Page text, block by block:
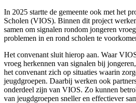
In 2025 startte de gemeente ook met het
Scholen (VIOS). Binnen dit project
samen om signalen rondom jongeren
problemen in en rond scholen te
Het convenant sluit hierop aan. Waar
vroeg herkennen van signalen bij
het convenant zich op situaties waarin
jeugdgroepen. Daarbij werken ook
onderdeel zijn van VIOS. Zo kunnen
van jeugdgroepen sneller en effectiever